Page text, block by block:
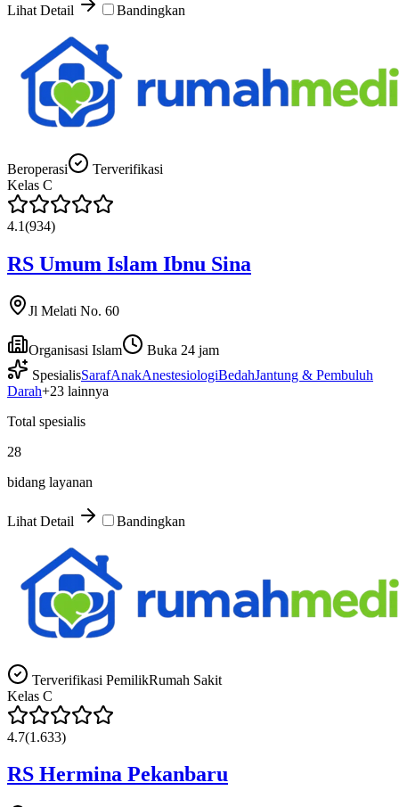
Lihat Detail Bandingkan
Beroperasi
Terverifikasi
Kelas C
4.1(934)
RS Umum Islam Ibnu Sina
Jl Melati No. 60
Organisasi Islam
Buka 24 jam
SpesialisSarafAnakAnestesiologiBedahJantung & Pembuluh
Darah+23 lainnya
Total spesialis
28
bidang layanan
Lihat Detail Bandingkan
Terverifikasi PemilikRumah Sakit
Kelas C
4.7(1.633)
RS Hermina Pekanbaru